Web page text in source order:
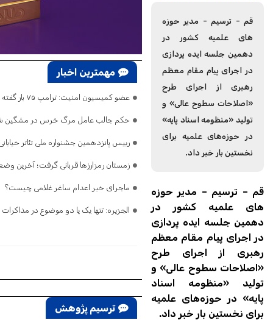
قم - ترسیم - مدیر حوزه
های علمیه کشور در
دهمین جلسه ایده پردازی
در اجرای پیام مقام معظم
رهبری از اجرای طرح‌
«اصلاحات سطوح عالی» و
تولید «منظومه اسناد پایه»
در حوزه‌های علمیه برای
نخستین بار خبر داد.
قم – ترسیم – مدیر حوزه
های علمیه کشور در
دهمین جلسه ایده پردازی
در اجرای پیام مقام معظم
رهبری از اجرای طرح‌
«اصلاحات سطوح عالی» و
تولید «منظومه اسناد
پایه» در حوزه‌های علمیه
برای نخستین بار خبر داد.
مهمترین اخبار
عضو کمیسیون امنیت: ترامپ ۷۵ بار گفته تنگه هرمز باز است/ اگر ایران را نابود کرده‌اید، پس چرا تلفات می‌دهید و فرار می‌کنید؟
حکم جالب عامل مرگ خرس در مشگین‌
رییس پانزدهمین جشنواره ملی تئاتر
زمستان رمزارزها قربانی گرفت؛ آخرین
ماجرای خبر اعدام ساغر غلامی چیست؟
الجزیره: تنها یک یا دو موضوع در
ترسیم پژوهش